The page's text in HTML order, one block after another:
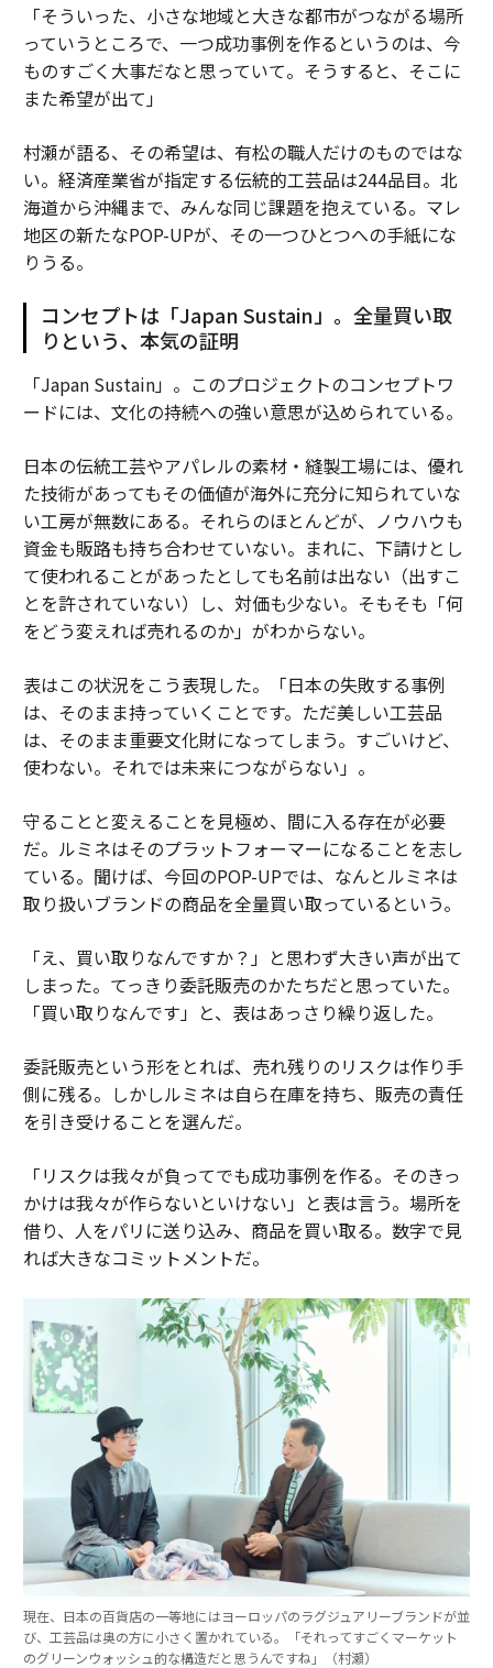
「そういった、小さな地域と大きな都市がつながる場所
っていうところで、一つ成功事例を作るというのは、今
ものすごく大事だなと思っていて。そうすると、そこに
また希望が出て」
村瀬が語る、その希望は、有松の職人だけのものではな
い。経済産業省が指定する伝統的工芸品は244品目。北
海道から沖縄まで、みんな同じ課題を抱えている。マレ
地区の新たなPOP-UPが、その一つひとつへの手紙にな
りうる。
コンセプトは「Japan Sustain」。全量買い取
りという、本気の証明
「Japan Sustain」。このプロジェクトのコンセプトワ
ードには、文化の持続への強い意思が込められている。
日本の伝統工芸やアパレルの素材・縫製工場には、優れ
た技術があってもその価値が海外に充分に知られていな
い工房が無数にある。それらのほとんどが、ノウハウも
資金も販路も持ち合わせていない。まれに、下請けとし
て使われることがあったとしても名前は出ない（出すこ
とを許されていない）し、対価も少ない。そもそも「何
をどう変えれば売れるのか」がわからない。
表はこの状況をこう表現した。「日本の失敗する事例
は、そのまま持っていくことです。ただ美しい工芸品
は、そのまま重要文化財になってしまう。すごいけど、
使わない。それでは未来につながらない」。
守ることと変えることを見極め、間に入る存在が必要
だ。ルミネはそのプラットフォーマーになることを志し
ている。聞けば、今回のPOP-UPでは、なんとルミネは
取り扱いブランドの商品を全量買い取っているという。
「え、買い取りなんですか？」と思わず大きい声が出て
しまった。てっきり委託販売のかたちだと思っていた。
「買い取りなんです」と、表はあっさり繰り返した。
委託販売という形をとれば、売れ残りのリスクは作り手
側に残る。しかしルミネは自ら在庫を持ち、販売の責任
を引き受けることを選んだ。
「リスクは我々が負ってでも成功事例を作る。そのきっ
かけは我々が作らないといけない」と表は言う。場所を
借り、人をパリに送り込み、商品を買い取る。数字で見
れば大きなコミットメントだ。
現在、日本の百貨店の一等地にはヨーロッパのラグジュアリーブランドが並
び、工芸品は奥の方に小さく置かれている。「それってすごくマーケット
のグリーンウォッシュ的な構造だと思うんですね」（村瀬）